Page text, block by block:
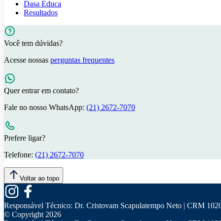
Dasa Educa
Resultados
Você tem dúvidas?
Acesse nossas perguntas frequentes
Quer entrar em contato?
Fale no nosso WhatsApp: (21) 2672-7070
Prefere ligar?
Telefone: (21) 2672-7070
Voltar ao topo
Responsável Técnico: Dr. Cristovam Scapulatempo Neto | CRM
© Copyright 2026